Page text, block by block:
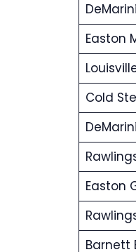
Easton
Cold
Easton
Barnett